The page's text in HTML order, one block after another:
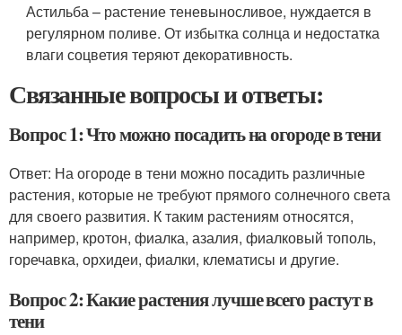
Астильба – растение теневыносливое, нуждается в
регулярном поливе. От избытка солнца и недостатка
влаги соцветия теряют декоративность.
Связанные вопросы и ответы:
Вопрос 1: Что можно посадить на огороде в тени
Ответ: На огороде в тени можно посадить различные
растения, которые не требуют прямого солнечного света
для своего развития. К таким растениям относятся,
например, кротон, фиалка, азалия, фиалковый тополь,
горечавка, орхидеи, фиалки, клематисы и другие.
Вопрос 2: Какие растения лучше всего растут в
тени